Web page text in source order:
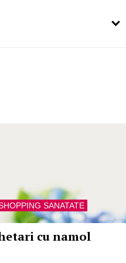
SANATATE
cu namol
pe măsură ce înaintezi